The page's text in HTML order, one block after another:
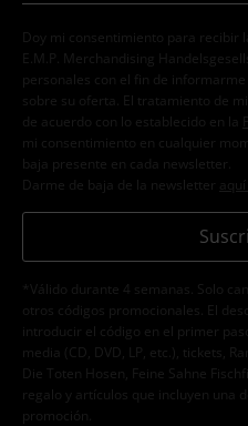
Doy mi consentimiento para recibir
E.M.P. Merchandising
personales con el fin de
sobre su oferta. El tratamiento de
de acuerdo con lo establecido en la
mi consentimiento en cualquier
baja presente en cada newsletter.
Darme de baja de la newsletter
aquí
*Válido durante 4 semanas. Solo
otros códigos promocionales. El
introducir el código en el primer
media (CD, DVD, LP, etc.), tickets,
Die Toten Hosen, Feine Sahne
regalo y artículos que incluyen una
promoción.